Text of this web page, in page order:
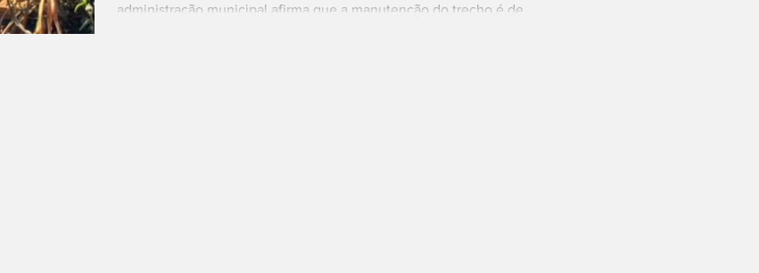
administração municipal afirma que a manutenção do trecho é de